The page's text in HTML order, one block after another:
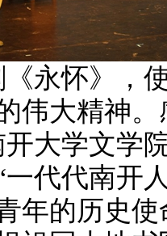
怀》，使
伟大精神
大学文学
代代南开
年的历史